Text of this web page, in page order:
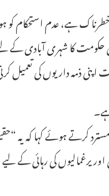
ہے، عدم استحکام
کا شہری آبادی کے
اپنی ذمہ داریوں کی تعمیل
کرتے ہوئے کہا کہ یہ
کی رہائی کے لیے